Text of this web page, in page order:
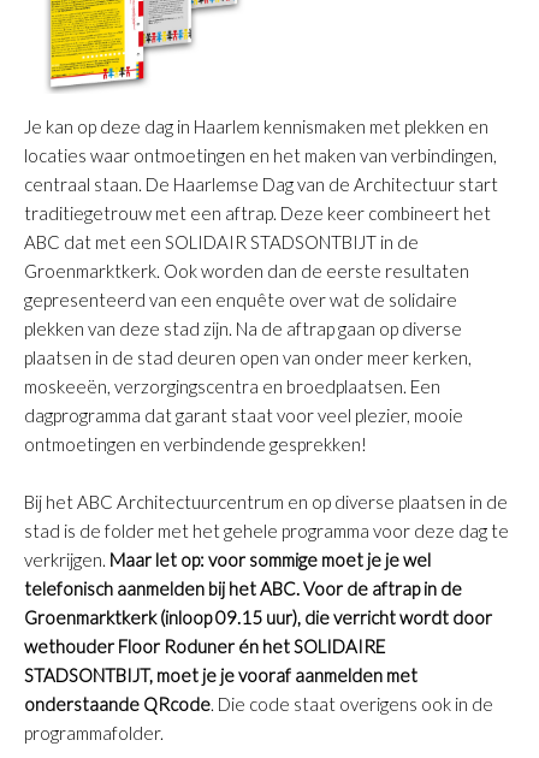
Je kan op deze dag in Haarlem kennismaken met plekken en
locaties waar ontmoetingen en het maken van verbindingen,
centraal staan. De Haarlemse Dag van de Architectuur start
traditiegetrouw met een aftrap. Deze keer combineert het
ABC dat met een SOLIDAIR STADSONTBIJT in de
Groenmarktkerk. Ook worden dan de eerste resultaten
gepresenteerd van een enquête over wat de solidaire
plekken van deze stad zijn. Na de aftrap gaan op diverse
plaatsen in de stad deuren open van onder meer kerken,
moskeeën, verzorgingscentra en broedplaatsen. Een
dagprogramma dat garant staat voor veel plezier, mooie
ontmoetingen en verbindende gesprekken!
Bij het ABC Architectuurcentrum en op diverse plaatsen in de
stad is de folder met het gehele programma voor deze dag te
verkrijgen. Maar let op: voor sommige moet je je wel
telefonisch aanmelden bij het ABC. Voor de aftrap in de
Groenmarktkerk (inloop 09.15 uur), die verricht wordt door
wethouder Floor Roduner én het SOLIDAIRE
STADSONTBIJT, moet je je vooraf aanmelden met
onderstaande QRcode. Die code staat overigens ook in de
programmafolder.